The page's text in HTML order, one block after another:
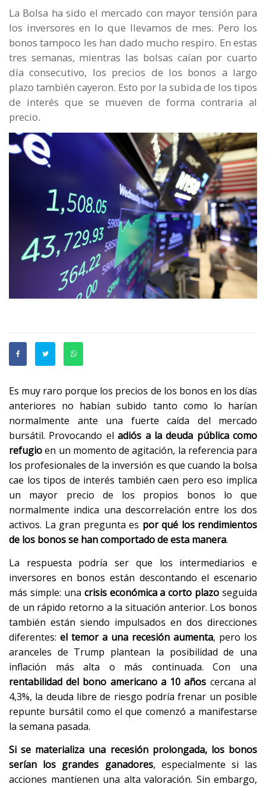
La Bolsa ha sido el mercado con mayor tensión para
los inversores en lo que llevamos de mes. Pero los
bonos tampoco les han dado mucho respiro. En estas
tres semanas, mientras las bolsas caían por cuarto
día consecutivo, los precios de los bonos a largo
plazo también cayeron. Esto por la subida de los tipos
de interés que se mueven de forma contraria al
precio.
Es muy raro porque los precios de los bonos en los días
anteriores no habían subido tanto como lo harían
normalmente ante una fuerte caída del mercado
bursátil. Provocando eladiós a la deuda pública como
refugioen un momento de agitación, la referencia para
los profesionales de la inversión es que cuando la bolsa
cae los tipos de interés también caen pero eso implica
un mayor precio de los propios bonos lo que
normalmente indica una descorrelación entre los dos
activos. La gran pregunta es por qué los rendimientos
de los bonos se han comportado de esta manera.
La respuesta podría ser que los intermediarios e
inversores en bonos están descontando el escenario
más simple: una crisis económica a corto plazo seguida
de un rápido retorno a la situación anterior. Los bonos
también están siendo impulsados en dos direcciones
diferentes: el temor a una recesión aumenta, pero los
aranceles de Trump plantean la posibilidad de una
inflación más alta o más continuada. Con una
rentabilidad del bono americano a 10 años cercana al
4,3%, la deuda libre de riesgo podría frenar un posible
repunte bursátil como el que comenzó a manifestarse
la semana pasada.
Si se materializa una recesión prolongada, los bonos
serían los grandes ganadores, especialmente si las
acciones mantienen una alta valoración. Sin embargo,